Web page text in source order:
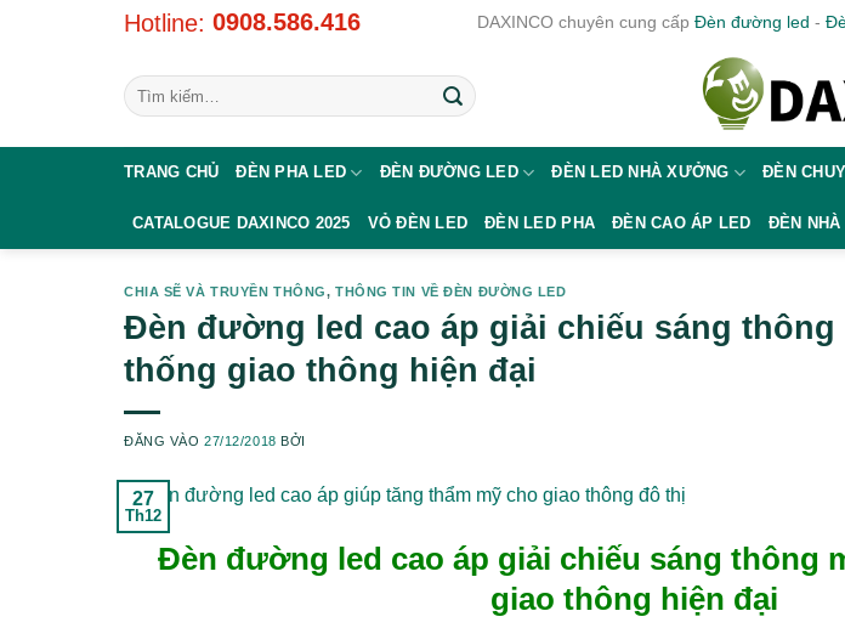
Hotline: 0908.586.416 DAXINCO chuyên cung cấp Đèn đường led -
Tìm
kiếm:
TRANG CHỦ ĐÈN PHA LED ĐÈN ĐƯỜNG LED ĐÈN LED NHÀ XƯỞNG ĐÈN
CATALOGUE DAXINCO 2025 VỎ ĐÈN LED ĐÈN LED PHA ĐÈN CAO ÁP LED ĐÈN
CHIA SẼ VÀ TRUYỀN THÔNG,THÔNG TIN VỀ ĐÈN ĐƯỜNG LED
Đèn đường led cao áp giải chiếu sáng thông
thống giao thông hiện đại
ĐĂNG VÀO27/12/2018 BỞI
27
Th12
Đèn đường led cao áp giải chiếu sáng thông
giao thông hiện đại